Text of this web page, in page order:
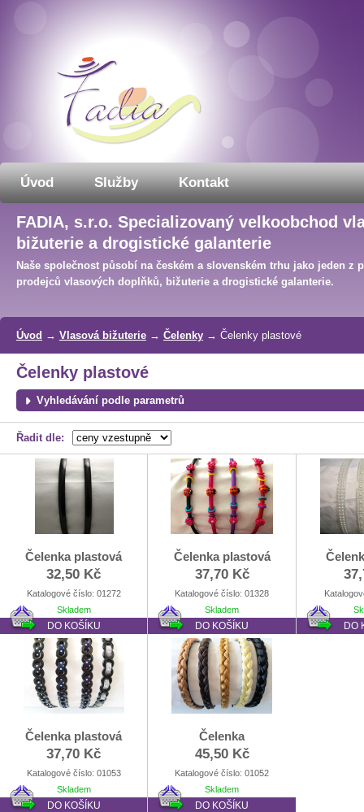
Úvod Služby Kontakt
FADIA, s.r.o. Specializovaný velkoobchod
bižuterie a drogistické galanterie
Naše společnost působí na českém a slovenském trhu jako jeden z
prodejců vlasových doplňků, bižuterie a drogistické galanterie.
Úvod → Vlasová bižuterie → Čelenky → Čelenky plastové
Čelenky plastové
Vyhledávání podle parametrů
Řadit dle:
Čelenka plastová
32,50 Kč
Katalogové číslo: 01272
Skladem
DO KOŠÍKU
Čelenka plastová
37,70 Kč
Katalogové číslo: 01328
Skladem
DO KOŠÍKU DO
Čelenka plastová
37,70 Kč
Katalogové číslo: 01053
Skladem
DO KOŠÍKU
Čelenka
45,50 Kč
Katalogové číslo: 01052
Skladem
DO KOŠÍKU